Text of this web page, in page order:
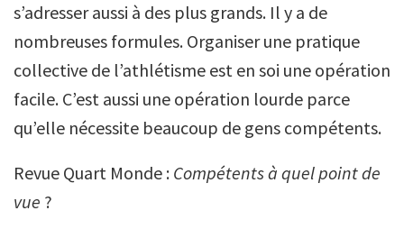
s’adresser aussi à des plus grands. Il y a de
nombreuses formules. Organiser une pratique
collective de l’athlétisme est en soi une opération
facile. C’est aussi une opération lourde parce
qu’elle nécessite beaucoup de gens compétents.
Revue Quart Monde : Compétents à quel point de
vue ?